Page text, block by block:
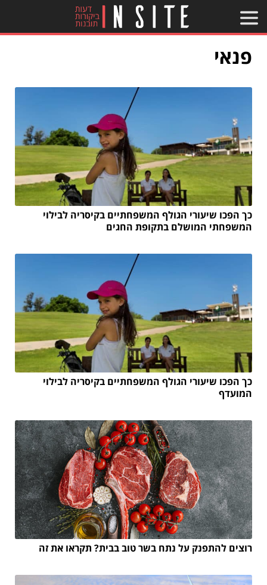
פנאי
כך הפכו שיעורי הגולף המשפחתיים בקיסריה לבילוי
המשפחתי המושלם בתקופת החגים
כך הפכו שיעורי הגולף המשפחתיים בקיסריה לבילוי
המועדף
רוצים להתפנק על נתח בשר טוב בבית? תקראו את זה